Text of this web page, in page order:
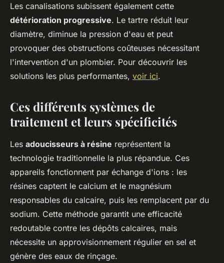
Les canalisations subissent également cette
détérioration progressive. Le tartre réduit leur
diamètre, diminue la pression d'eau et peut
provoquer des obstructions coûteuses nécessitant
l'intervention d'un plombier. Pour découvrir les
solutions les plus performantes, voir ici.
Ces différents systèmes de
traitement et leurs spécificités
Les adoucisseurs à résine représentent la
technologie traditionnelle la plus répandue. Ces
appareils fonctionnent par échange d'ions : les
résines captent le calcium et le magnésium
responsables du calcaire, puis les remplacent par du
sodium. Cette méthode garantit une efficacité
redoutable contre les dépôts calcaires, mais
nécessite un approvisionnement régulier en sel et
génère des eaux de rinçage.